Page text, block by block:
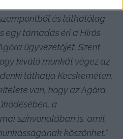
és láthatólag
egy támadás éri a Hírös
ügyvezetőjét. Szent
kiváló munkát végez az
láthatja Kecskeméten,
van, hogy az Agóra
a
színvonalában is, amit
köszönhet.”